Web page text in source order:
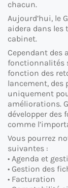
chacun.
Aujourd’hui, le
aidera dans les
cabinet.
Cependant des
fonctionnalités
fonction des
lancement, des
uniquement
améliorations.
développer
comme
Vous pourrez
suivantes :
• Agenda et
• Gestion des
• Facturation